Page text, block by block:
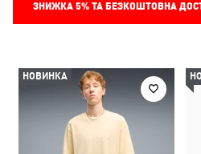
ЗНИЖКА 5%ТА БЕЗКОШТОВНА
НОВИНКА